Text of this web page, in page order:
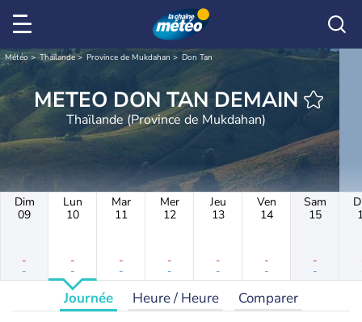
Météo Thaïlande Province de Mukdahan Don Tan
METEO DON TAN DEMAIN
Thaïlande (Province de Mukdahan)
Dim
09
-
-
Lun
10
-
-
Mar
11
-
-
Mer
12
-
-
Jeu
13
-
-
Ven
14
-
-
Sam
15
-
-
Journée Heure / Heure Comparer